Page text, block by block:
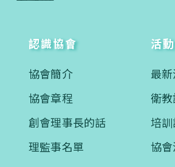
認識協會
協會簡介
協會章程
創會理事長的話
理監事名單
活
最
衛
培
協